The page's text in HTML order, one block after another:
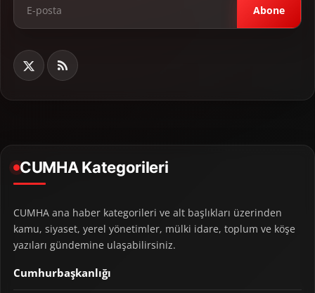
Abone
CUMHA Kategorileri
CUMHA ana haber kategorileri ve alt başlıkları üzerinden
kamu, siyaset, yerel yönetimler, mülki idare, toplum ve köşe
yazıları gündemine ulaşabilirsiniz.
Cumhurbaşkanlığı